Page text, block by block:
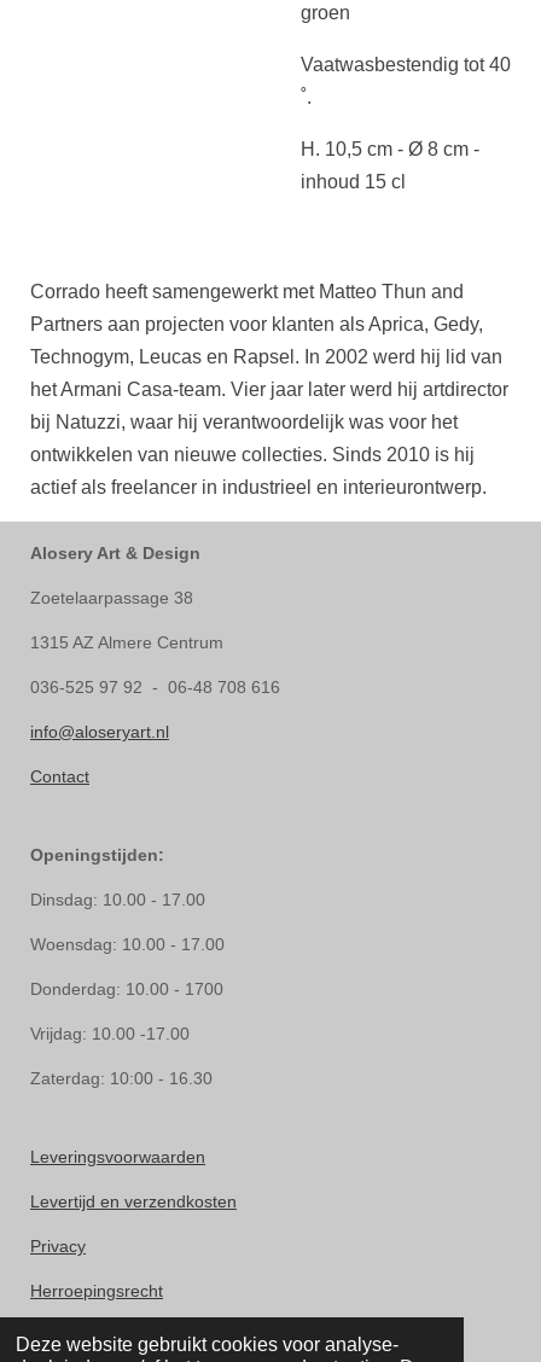
Deze website gebruikt cookies voor analyse-
groen
Vaatwasbestendig tot 40
˚.
H. 10,5 cm - Ø 8 cm -
inhoud 15 cl
Corrado heeft samengewerkt met Matteo Thun and
Partners aan projecten voor klanten als Aprica, Gedy,
Technogym, Leucas en Rapsel. In 2002 werd hij lid van
het Armani Casa-team. Vier jaar later werd hij artdirector
bij Natuzzi, waar hij verantwoordelijk was voor het
ontwikkelen van nieuwe collecties. Sinds 2010 is hij
actief als freelancer in industrieel en interieurontwerp.
Alosery Art & Design
Zoetelaarpassage 38
1315 AZ Almere Centrum
036-525 97 92 - 06-48 708 616
info@aloseryart.nl
Contact
Openingstijden:
Dinsdag: 10.00 - 17.00
Woensdag: 10.00 - 17.00
Donderdag: 10.00 - 1700
Vrijdag: 10.00 -17.00
Zaterdag: 10:00 - 16.30
Leveringsvoorwaarden
Levertijd en verzendkosten
Privacy
Herroepingsrecht
Klachten